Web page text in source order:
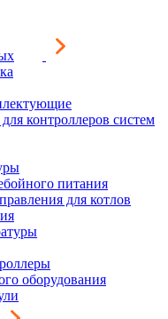
контроллеров систем
питания
для котлов
оборудования